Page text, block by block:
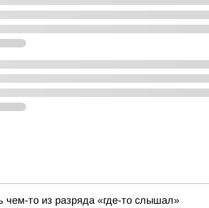
чем-то из разряда «где-то слышал»